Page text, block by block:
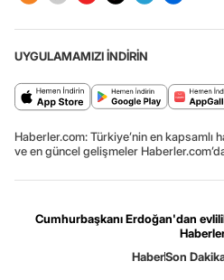
UYGULAMAMIZI İNDİRİN
Haberler.com: Türkiye’nin en
ve en güncel gelişmeler
Cumhurbaşkanı Erdoğan'dan
HaberSon